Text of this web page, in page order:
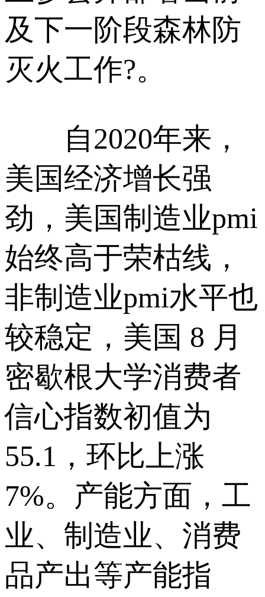
及下一阶段森林防
灭火工作?。
自2020年来，
美国经济增长强
劲，美国制造业pmi
始终高于荣枯线，
非制造业pmi水平也
较稳定，美国 8 月
密歇根大学消费者
信心指数初值为
55.1，环比上涨
7%。产能方面，工
业、制造业、消费
品产出等产能指